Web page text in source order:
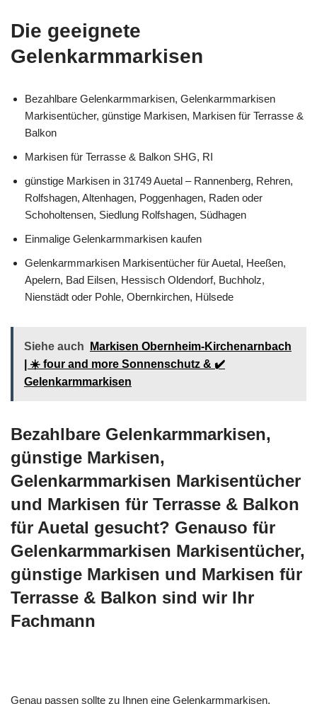
Die geeignete
Gelenkarmmarkisen
Bezahlbare Gelenkarmmarkisen, Gelenkarmmarkisen
Markisentücher, günstige Markisen, Markisen für Terrasse &
Balkon
Markisen für Terrasse & Balkon SHG, RI
günstige Markisen in 31749 Auetal – Rannenberg, Rehren,
Rolfshagen, Altenhagen, Poggenhagen, Raden oder
Schoholtensen, Siedlung Rolfshagen, Südhagen
Einmalige Gelenkarmmarkisen kaufen
Gelenkarmmarkisen Markisentücher für Auetal, Heeßen,
Apelern, Bad Eilsen, Hessisch Oldendorf, Buchholz,
Nienstädt oder Pohle, Obernkirchen, Hülsede
Siehe auch
Markisen Obernheim-Kirchenarnbach
| ☀️ four and more Sonnenschutz & ✔️
Gelenkarmmarkisen
Bezahlbare Gelenkarmmarkisen,
günstige Markisen,
Gelenkarmmarkisen Markisentücher
und Markisen für Terrasse & Balkon
für Auetal gesucht? Genauso für
Gelenkarmmarkisen Markisentücher,
günstige Markisen und Markisen für
Terrasse & Balkon sind wir Ihr
Fachmann
Genau passen sollte zu Ihnen eine Gelenkarmmarkisen,